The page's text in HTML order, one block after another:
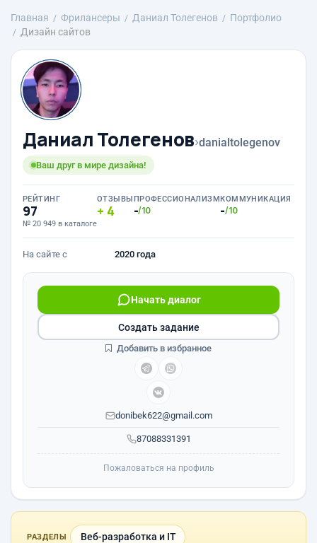
Главная Фрилансеры Даниал Толегенов
Портфолио
Дизайн сайтов
Даниал Толегенов›danialtolegenov
Ваш друг в мире дизайна!
РЕЙТИНГ
97
№ 20 949 в каталоге
ОТЗЫВЫ
4
ПРОФЕССИОНАЛИЗМ
-/10
КОММУНИКАЦИЯ
-/10
На сайте с 2020 года
87088331391
Начать диалог
donibek622@gmail.com
Создать задание
Добавить в избранное
Пожаловаться на профиль
РАЗДЕЛЫ Веб-разработка и IT